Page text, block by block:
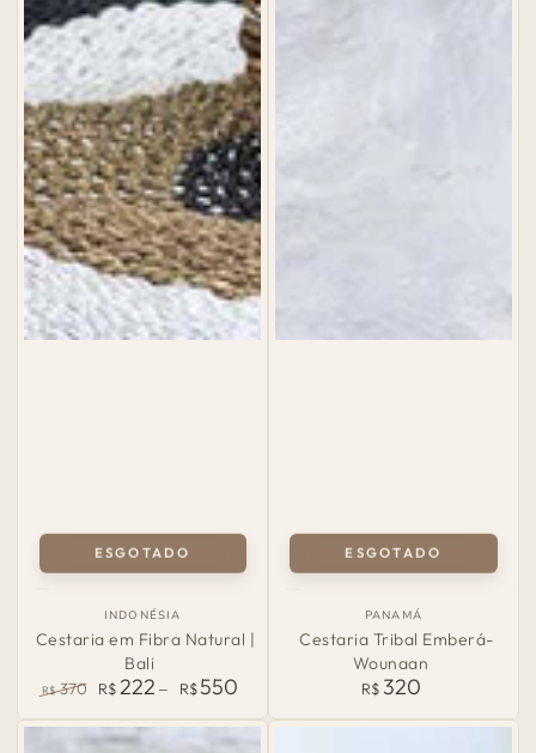
País
de
Origem:
INDONÉSIA
Cestaria em Fibra Natural |
Bali
normal
R$ 370
de
R$ 222 R$550
ESGOTADO
País
de
PANAMÁ
Cestaria Tribal Emberá-
Wounaan
Preço
R$320
ESGOTADO